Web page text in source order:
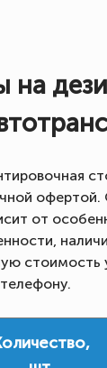
на
офертой.
от
стоимость